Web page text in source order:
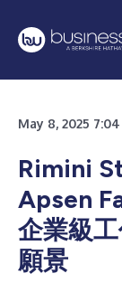
May 8, 2025
Rimini
Apsen
企業級
願景